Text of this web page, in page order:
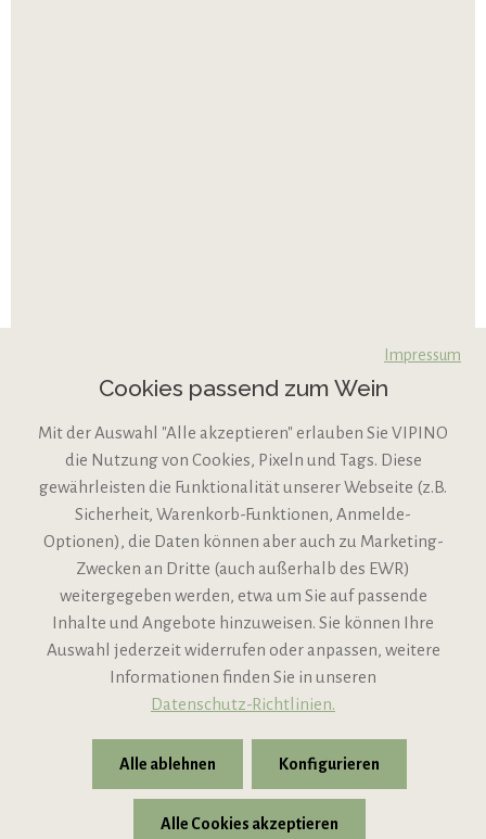
VIPINO Service
Informationen
Support
* Alle Preise inkl. gesetzl. Mehrwertsteuer zzgl.Versandkosten
Impressum
Cookies passend zum Wein
Mit der Auswahl "Alle akzeptieren" erlauben Sie VIPINO
die Nutzung von Cookies, Pixeln und Tags. Diese
gewährleisten die Funktionalität unserer Webseite (z.B.
Sicherheit, Warenkorb-Funktionen, Anmelde-
Optionen), die Daten können aber auch zu Marketing-
Zwecken an Dritte (auch außerhalb des EWR)
weitergegeben werden, etwa um Sie auf passende
Inhalte und Angebote hinzuweisen. Sie können Ihre
Auswahl jederzeit widerrufen oder anpassen, weitere
Informationen finden Sie in unseren
Datenschutz-Richtlinien.
Alle ablehnen Konfigurieren
Alle Cookies akzeptieren